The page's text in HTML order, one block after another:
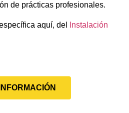
de prácticas profesionales.
aquí, del
Instalación